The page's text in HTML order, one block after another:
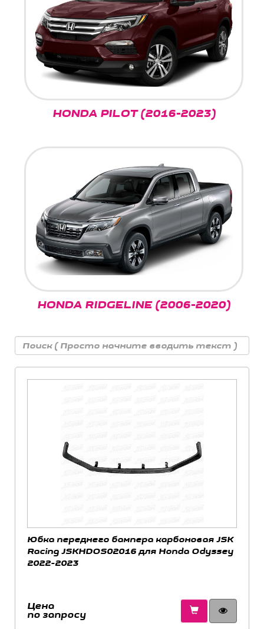
HONDA PILOT (2016-2023)
HONDA RIDGELINE (2006-2020)
Юбка переднего бампера карбоновая JSK
Racing JSKHDOS02016 для Honda Odyssey
2022-2023
Цена
по запросу